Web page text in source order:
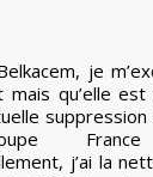
je
mais qu’elle
France
j’ai la